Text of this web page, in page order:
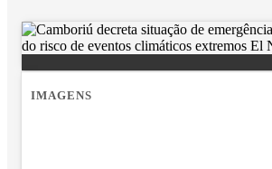
IMAGENS